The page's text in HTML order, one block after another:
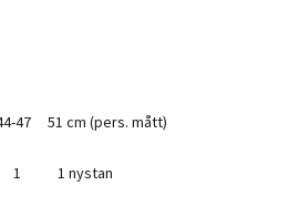
51 cm (pers. mått)
1 nystan